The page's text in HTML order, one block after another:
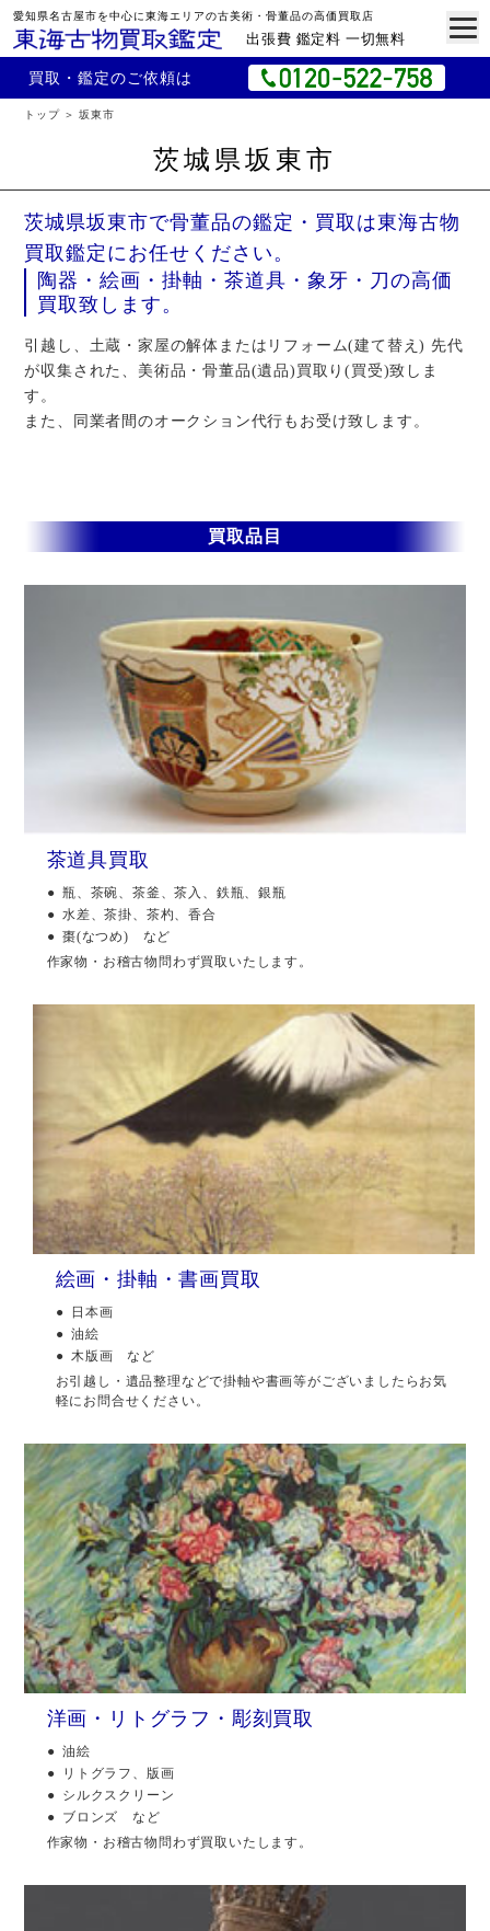
愛知県名古屋市を中心に東海エリアの古美術・骨董品の高価買取店
出張費 鑑定料 一切無料
買取・鑑定のご依頼は
トップ 坂東市
茨城県坂東市
茨城県坂東市で骨董品の鑑定・買取は東海古物
買取鑑定にお任せください。
陶器・絵画・掛軸・茶道具・象牙・刀の高価
買取致します。
引越し、土蔵・家屋の解体またはリフォーム(建て替え) 先代
が収集された、美術品・骨董品(遺品)買取り(買受)致しま
す。
また、同業者間のオークション代行もお受け致します。
買取品目
茶道具買取
瓶、茶碗、茶釜、茶入、鉄瓶、銀瓶
水差、茶掛、茶杓、香合
棗(なつめ) など
作家物・お稽古物問わず買取いたします。
絵画・掛軸・書画買取
日本画
油絵
木版画 など
お引越し・遺品整理などで掛軸や書画等がございましたらお気
軽にお問合せください。
洋画・リトグラフ・彫刻買取
油絵
リトグラフ、版画
シルクスクリーン
ブロンズ など
作家物・お稽古物問わず買取いたします。